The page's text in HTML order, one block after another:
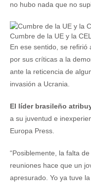
no hubo nada que no
Cumbre de la UE y la
En ese sentido, se refirió
por sus críticas a la
ante la reticencia de
invasión a Ucrania.
El líder brasileño
a su juventud e
Europa Press.
“Posiblemente, la falta
reuniones hace que un
apresurado. Yo ya tuve